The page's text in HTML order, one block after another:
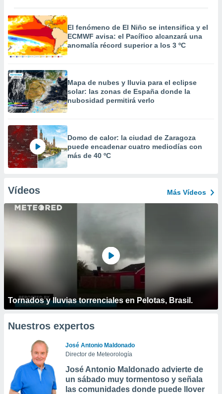
El fenómeno de El Niño se intensifica y el
ECMWF avisa: el Pacífico alcanzará una
anomalía récord superior a los 3 ºC
Mapa de nubes y lluvia para el eclipse
solar: las zonas de España donde la
nubosidad permitirá verlo
Domo de calor: la ciudad de Zaragoza
puede encadenar cuatro mediodías con
más de 40 ºC
Vídeos Más Vídeos
Tornados y lluvias torrenciales en Pelotas, Brasil.
Nuestros expertos
José Antonio Maldonado
Director de Meteorología
José Antonio Maldonado advierte de
un sábado muy tormentoso y señala
las comunidades donde puede llover